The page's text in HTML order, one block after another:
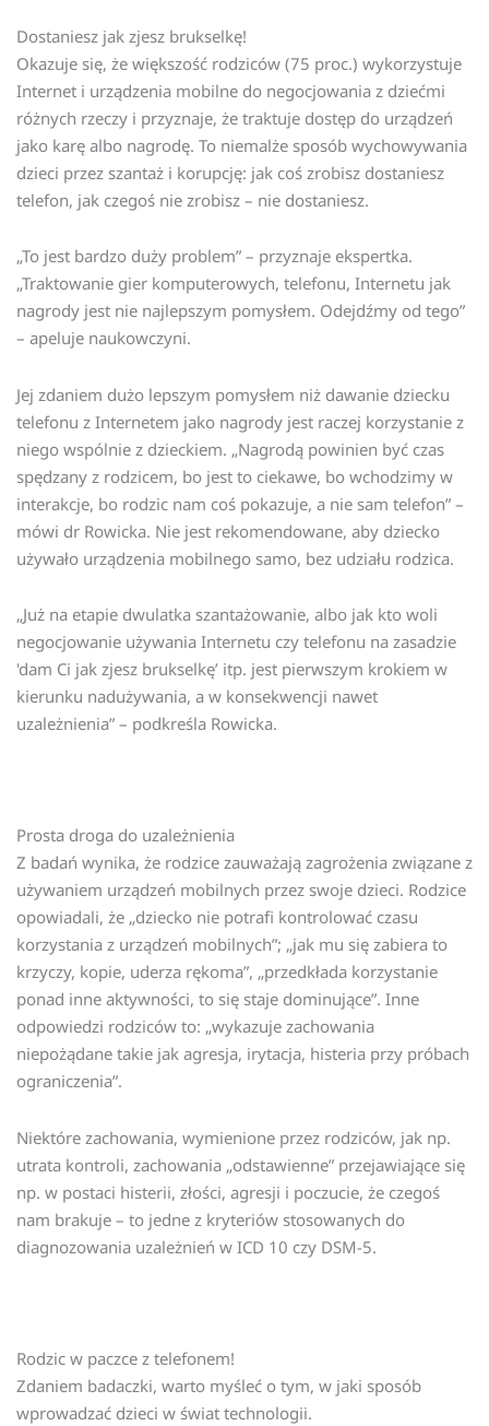
Dostaniesz jak zjesz brukselkę!
Okazuje się, że większość rodziców (75 proc.) wykorzystuje
Internet i urządzenia mobilne do negocjowania z dziećmi
różnych rzeczy i przyznaje, że traktuje dostęp do urządzeń
jako karę albo nagrodę. To niemalże sposób wychowywania
dzieci przez szantaż i korupcję: jak coś zrobisz dostaniesz
telefon, jak czegoś nie zrobisz – nie dostaniesz.
„To jest bardzo duży problem” – przyznaje ekspertka.
„Traktowanie gier komputerowych, telefonu, Internetu jak
nagrody jest nie najlepszym pomysłem. Odejdźmy od tego”
– apeluje naukowczyni.
Jej zdaniem dużo lepszym pomysłem niż dawanie dziecku
telefonu z Internetem jako nagrody jest raczej korzystanie z
niego wspólnie z dzieckiem. „Nagrodą powinien być czas
spędzany z rodzicem, bo jest to ciekawe, bo wchodzimy w
interakcje, bo rodzic nam coś pokazuje, a nie sam telefon” –
mówi dr Rowicka. Nie jest rekomendowane, aby dziecko
używało urządzenia mobilnego samo, bez udziału rodzica.
„Już na etapie dwulatka szantażowanie, albo jak kto woli
negocjowanie używania Internetu czy telefonu na zasadzie
'dam Ci jak zjesz brukselkę’ itp. jest pierwszym krokiem w
kierunku nadużywania, a w konsekwencji nawet
uzależnienia” – podkreśla Rowicka.
Prosta droga do uzależnienia
Z badań wynika, że rodzice zauważają zagrożenia związane z
używaniem urządzeń mobilnych przez swoje dzieci. Rodzice
opowiadali, że „dziecko nie potrafi kontrolować czasu
korzystania z urządzeń mobilnych”; „jak mu się zabiera to
krzyczy, kopie, uderza rękoma”, „przedkłada korzystanie
ponad inne aktywności, to się staje dominujące”. Inne
odpowiedzi rodziców to: „wykazuje zachowania
niepożądane takie jak agresja, irytacja, histeria przy próbach
ograniczenia”.
Niektóre zachowania, wymienione przez rodziców, jak np.
utrata kontroli, zachowania „odstawienne” przejawiające się
np. w postaci histerii, złości, agresji i poczucie, że czegoś
nam brakuje – to jedne z kryteriów stosowanych do
diagnozowania uzależnień w ICD 10 czy DSM-5.
Rodzic w paczce z telefonem!
Zdaniem badaczki, warto myśleć o tym, w jaki sposób
wprowadzać dzieci w świat technologii.